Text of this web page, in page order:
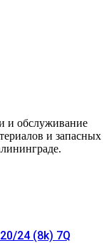
и обслуживание
и запасных
24 (8k) 7Q